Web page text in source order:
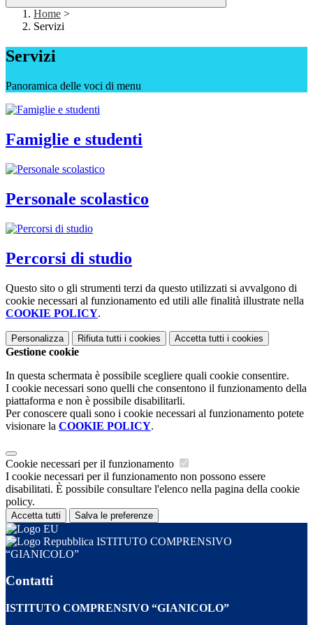
Home >
Servizi
Servizi
Panoramica delle voci di menu
Famiglie e studenti
Personale scolastico
Percorsi di studio
Questo sito o gli strumenti terzi da questo utilizzati si avvalgono di
cookie necessari al funzionamento ed utili alle finalità illustrate nella
COOKIE POLICY.
Personalizza Rifiuta tutti i cookies Accetta tutti i cookies
Gestione cookie
In questa schermata è possibile scegliere quali cookie consentire.
I cookie necessari sono quelli che consentono il funzionamento della
piattaforma e non è possibile disabilitarli.
Per conoscere quali sono i cookie necessari al funzionamento potete
visionare la COOKIE POLICY.
Cookie necessari per il funzionamento
I cookie necessari per il funzionamento non possono essere
disabilitati. È possibile consultare l'elenco nella pagina della cookie
policy.
Accetta tutti Salva le preferenze
ISTITUTO COMPRENSIVO
“GIANICOLO”
Contatti
ISTITUTO COMPRENSIVO “GIANICOLO”